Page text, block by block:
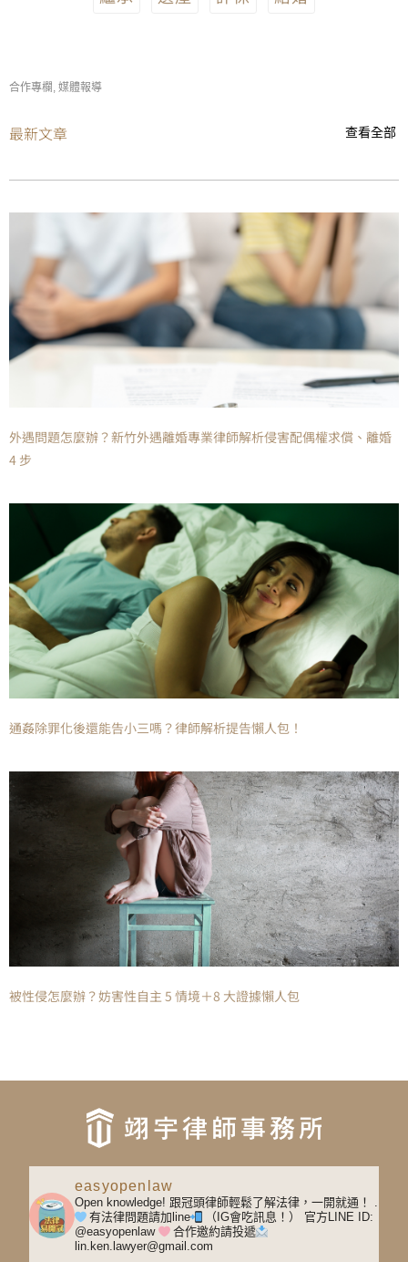
合作專欄 媒體報導
最新文章 查看全部
外遇問題怎麼辦？新竹外遇離婚專業律師解析侵害配偶權求償、離婚
4 步
通姦除罪化後還能告小三嗎？律師解析提告懶人包！
被性侵怎麼辦？妨害性自主 5 情境＋8 大證據懶人包
easyopenlaw
Open knowledge! 跟冠頭律師輕鬆了解法律，一開就通！
.
有法律問題請加line
（IG會吃訊息！）
官方LINE ID:
@easyopenlaw
合作邀約請投遞
lin.ken.lawyer@gmail.com